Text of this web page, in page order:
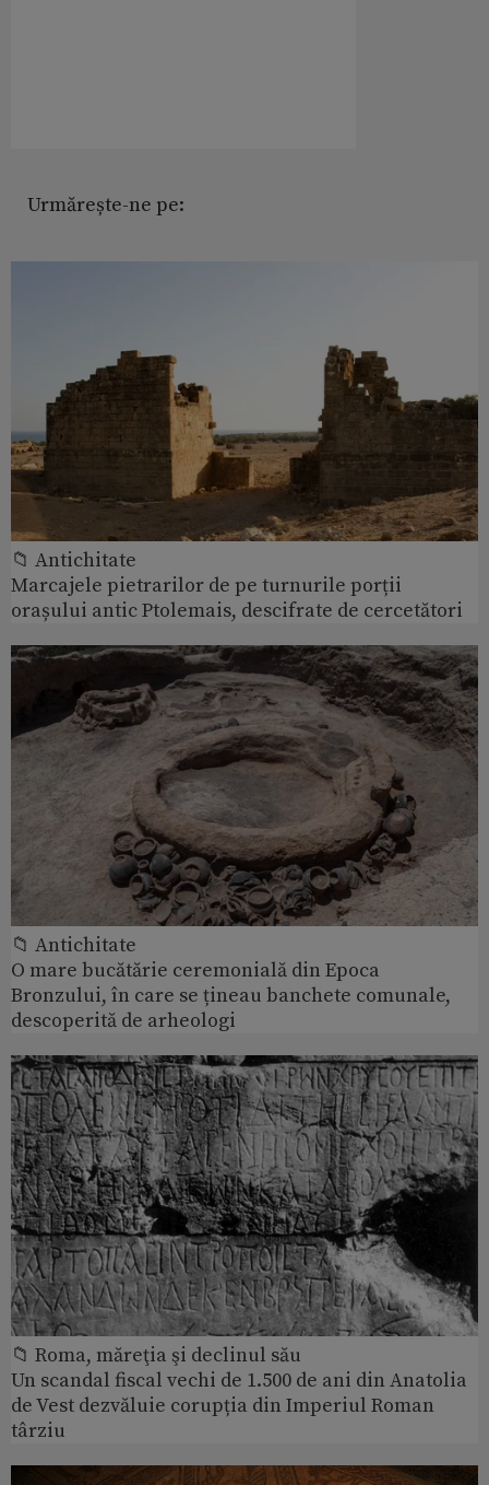
Urmărește-ne pe:
📁 Antichitate
Marcajele pietrarilor de pe turnurile porții
orașului antic Ptolemais, descifrate de cercetători
📁 Antichitate
O mare bucătărie ceremonială din Epoca
Bronzului, în care se țineau banchete comunale,
descoperită de arheologi
📁 Roma, măreţia şi declinul său
Un scandal fiscal vechi de 1.500 de ani din Anatolia
de Vest dezvăluie corupția din Imperiul Roman
târziu